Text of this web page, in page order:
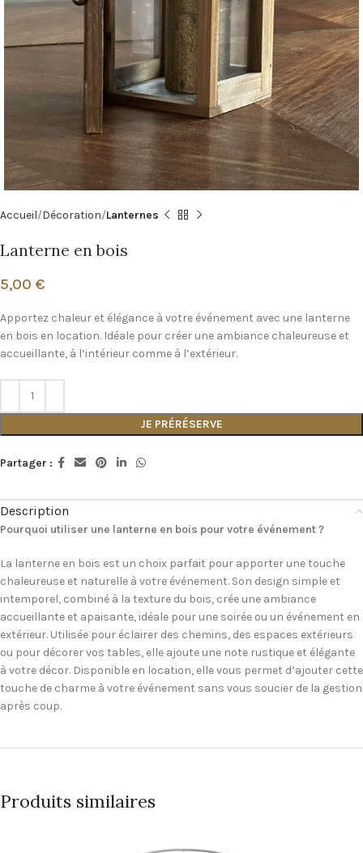
Accueil Décoration Lanternes
Lanterne en bois
5,00 €
Apportez chaleur et élégance à votre événement avec une lanterne
en bois en location. Idéale pour créer une ambiance chaleureuse et
accueillante, à l’intérieur comme à l’extérieur.
JE PRÉRÉSERVE
Partager :
Description
Pourquoi utiliser une lanterne en bois pour votre événement ?
La lanterne en bois est un choix parfait pour apporter une touche
chaleureuse et naturelle à votre événement. Son design simple et
intemporel, combiné à la texture du bois, crée une ambiance
accueillante et apaisante, idéale pour une soirée ou un événement en
extérieur. Utilisée pour éclairer des chemins, des espaces extérieurs
ou pour décorer vos tables, elle ajoute une note rustique et élégante
à votre décor. Disponible en location, elle vous permet d’ajouter cette
touche de charme à votre événement sans vous soucier de la gestion
après coup.
Produits similaires